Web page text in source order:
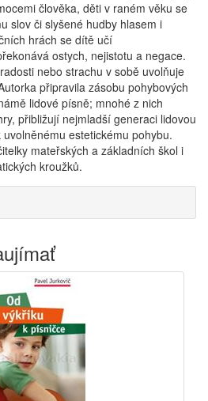
člověka, děti v raném věku se
slov či slyšené hudby hlasem i
hrách se dítě učí
ostych, nejistotu a negace.
nebo strachu v sobě uvolňuje
připravila zásobu pohybových
lidové písně; mnohé z nich
přibližují nejmladší generaci lidovou
estetickému pohybu.
mateřských a základních škol i
kroužků.